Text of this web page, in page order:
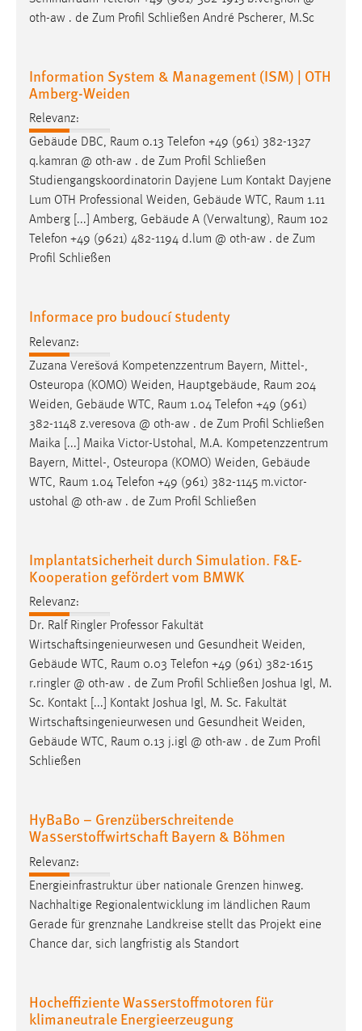
oth-aw . de Zum Profil Schließen André Pscherer, M.Sc
Information System & Management (ISM) | OTH
Amberg-Weiden
Relevanz:
Gebäude DBC, Raum 0.13 Telefon +49 (961) 382-1327
q.kamran @ oth-aw . de Zum Profil Schließen
Studiengangskoordinatorin Dayjene Lum Kontakt Dayjene
Lum OTH Professional Weiden, Gebäude WTC, Raum 1.11
Amberg [...] Amberg, Gebäude A (Verwaltung), Raum 102
Telefon +49 (9621) 482-1194 d.lum @ oth-aw . de Zum
Profil Schließen
Informace pro budoucí studenty
Relevanz:
Zuzana Verešová Kompetenzzentrum Bayern, Mittel-,
Osteuropa (KOMO) Weiden, Hauptgebäude, Raum 204
Weiden, Gebäude WTC, Raum 1.04 Telefon +49 (961)
382-1148 z.veresova @ oth-aw . de Zum Profil Schließen
Maika [...] Maika Victor-Ustohal, M.A. Kompetenzzentrum
Bayern, Mittel-, Osteuropa (KOMO) Weiden, Gebäude
WTC, Raum 1.04 Telefon +49 (961) 382-1145 m.victor-
ustohal @ oth-aw . de Zum Profil Schließen
Implantatsicherheit durch Simulation. F&E-
Kooperation gefördert vom BMWK
Relevanz:
Dr. Ralf Ringler Professor Fakultät
Wirtschaftsingenieurwesen und Gesundheit Weiden,
Gebäude WTC, Raum 0.03 Telefon +49 (961) 382-1615
r.ringler @ oth-aw . de Zum Profil Schließen Joshua Igl, M.
Sc. Kontakt [...] Kontakt Joshua Igl, M. Sc. Fakultät
Wirtschaftsingenieurwesen und Gesundheit Weiden,
Gebäude WTC, Raum 0.13 j.igl @ oth-aw . de Zum Profil
Schließen
HyBaBo – Grenzüberschreitende
Wasserstoffwirtschaft Bayern & Böhmen
Relevanz:
Energieinfrastruktur über nationale Grenzen hinweg.
Nachhaltige Regionalentwicklung im ländlichen Raum
Gerade für grenznahe Landkreise stellt das Projekt eine
Chance dar, sich langfristig als Standort
Hocheffiziente Wasserstoffmotoren für
klimaneutrale Energieerzeugung